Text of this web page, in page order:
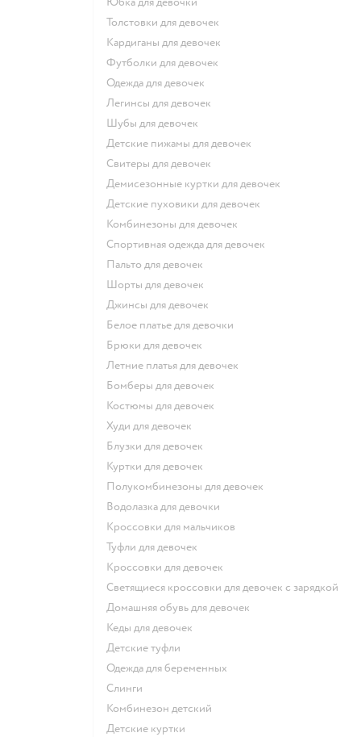
Толстовки для девочек
Кардиганы для девочек
Футболки для девочек
Одежда для девочек
Легинсы для девочек
Шубы для девочек
Детские пижамы для девочек
Свитеры для девочек
Демисезонные куртки для девочек
Детские пуховики для девочек
Комбинезоны для девочек
Спортивная одежда для девочек
Пальто для девочек
Шорты для девочек
Джинсы для девочек
Белое платье для девочки
Брюки для девочек
Летние платья для девочек
Бомберы для девочек
Костюмы для девочек
Худи для девочек
Блузки для девочек
Куртки для девочек
Полукомбинезоны для девочек
Водолазка для девочки
Кроссовки для мальчиков
Туфли для девочек
Кроссовки для девочек
Светящиеся кроссовки для девочек с зарядкой
Домашняя обувь для девочек
Кеды для девочек
Детские туфли
Одежда для беременных
Слинги
Комбинезон детский
Детские куртки